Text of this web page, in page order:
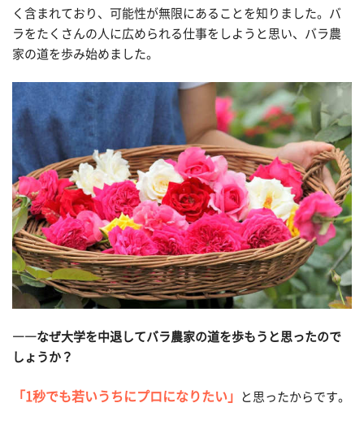
く含まれており、可能性が無限にあることを知りました。バ
ラをたくさんの人に広められる仕事をしようと思い、バラ農
家の道を歩み始めました。
――なぜ大学を中退してバラ農家の道を歩もうと思ったので
しょうか？
「1秒でも若いうちにプロになりたい」 と思ったからです。